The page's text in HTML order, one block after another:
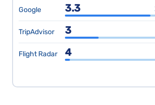
Google 3.3
TripAdvisor 3
Flight Radar 4